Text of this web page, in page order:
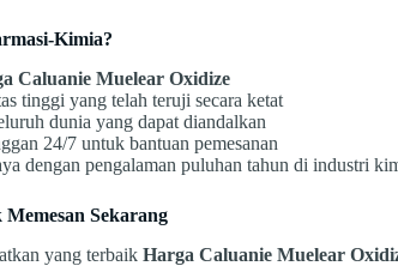
Kimia?
Caluanie Muelear Oxidize
tinggi yang telah teruji secara ketat
dunia yang dapat diandalkan
24/7 untuk bantuan pemesanan
dengan pengalaman puluhan tahun di industri
Sekarang
yang terbaik Harga Caluanie Muelear